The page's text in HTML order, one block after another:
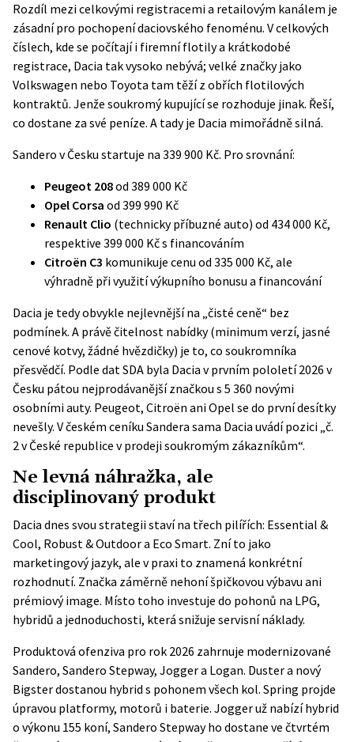
Rozdíl mezi celkovými registracemi a retailovým kanálem je
zásadní pro pochopení daciovského fenoménu. V celkových
číslech, kde se počítají i firemní flotily a krátkodobé
registrace, Dacia tak vysoko nebývá; velké značky jako
Volkswagen nebo Toyota tam těží z obřích flotilových
kontraktů. Jenže soukromý kupující se rozhoduje jinak. Řeší,
co dostane za své peníze. A tady je Dacia mimořádně silná.
Sandero v Česku startuje na 339 900 Kč. Pro srovnání:
Peugeot 208od 389 000 Kč
Opel Corsa od 399 990 Kč
Renault Clio (technicky příbuzné auto) od 434 000 Kč,
respektive 399 000 Kč s financováním
Citroën C3 komunikuje cenu od 335 000 Kč, ale
výhradně při využití výkupního bonusu a financování
Dacia je tedy obvykle nejlevnější na „čisté ceně“ bez
podmínek. A právě čitelnost nabídky (minimum verzí, jasné
cenové kotvy, žádné hvězdičky) je to, co soukromníka
přesvědčí. Podle datSDA byla Dacia v prvním pololetí 2026 v
Česku pátou nejprodávanější značkou s 5 360 novými
osobními auty. Peugeot, Citroën ani Opel se do první desítky
nevešly. V českém ceníku Sandera sama Dacia uvádí pozici „č.
2 v České republice v prodeji soukromým zákazníkům“.
Ne levná náhražka, ale
disciplinovaný produkt
Dacia dnes svou strategii staví na třech pilířích: Essential &
Cool, Robust & Outdoor a Eco Smart. Zní to jako
marketingový jazyk, ale v praxi to znamená konkrétní
rozhodnutí. Značka záměrně nehoní špičkovou výbavu ani
prémiový image. Místo toho investuje do pohonů na LPG,
hybridů a jednoduchosti, která snižuje servisní náklady.
Produktová ofenziva pro rok 2026 zahrnuje modernizované
Sandero, Sandero Stepway, Jogger a Logan. Duster a nový
Bigster dostanou hybrid s pohonem všech kol. Spring projde
úpravou platformy, motorů i baterie. Jogger už nabízí hybrid
o výkonu 155 koní, Sandero Stepway ho dostane ve čtvrtém